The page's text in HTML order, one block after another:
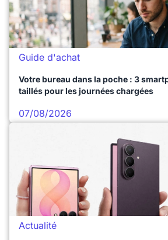
Guide d'achat
Votre bureau dans la poche : 3
taillés pour les journées chargées
07/08/2026
Actualité